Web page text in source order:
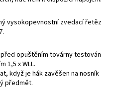
vysokopevnostní zvedací řetěz
opuštěním továrny testován
1,5 x WLL.
když je hák zavěšen na nosník
předmět.